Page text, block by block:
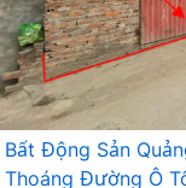
Bất Động Sản
Thoáng Đường Ô